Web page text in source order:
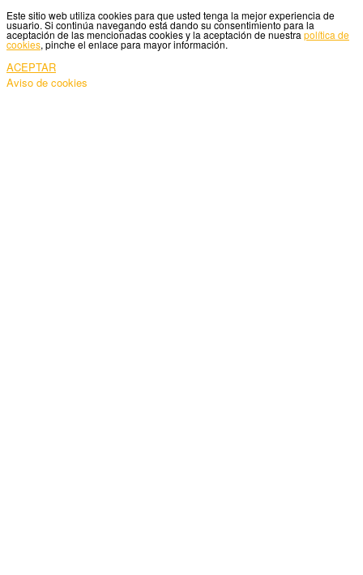
Este sitio web utiliza cookies para que usted tenga la mejor experiencia de
usuario. Si continúa navegando está dando su consentimiento para la
aceptación de las mencionadas cookies y la aceptación de nuestra política de
cookies, pinche el enlace para mayor información.
ACEPTAR
Aviso de cookies